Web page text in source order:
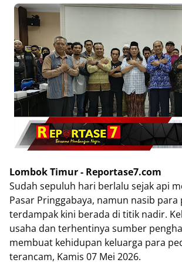
Lombok Timur - Reportase7.com
Sudah sepuluh hari berlalu sejak api
Pasar Pringgabaya, namun nasib para
terdampak kini berada di titik nadir.
usaha dan terhentinya sumber
membuat kehidupan keluarga para
terancam, Kamis 07 Mei 2026.